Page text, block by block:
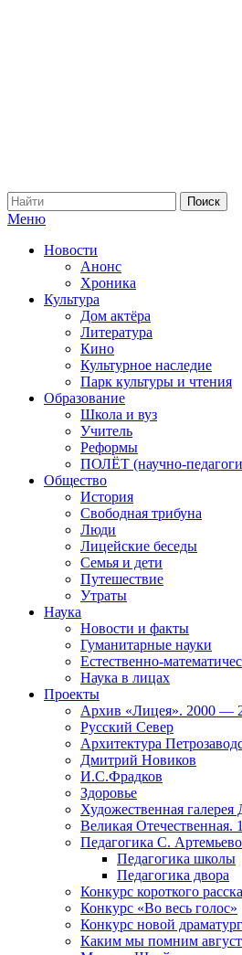
Меню
Новости
Анонс
Хроника
Культура
Дом актёра
Литература
Кино
Культурное наследие
Парк культуры и чтения
Образование
Школа и вуз
Учитель
Реформы
ПОЛЁТ (научно-
Общество
История
Свободная трибуна
Люди
Лицейские беседы
Семья и дети
Путешествие
Утраты
Наука
Новости и факты
Гуманитарные науки
Естественно-
Наука в лицах
Проекты
Архив «Лицея». 2000 —
Русский Север
Архитектура
Дмитрий Новиков
И.С.Фрадков
Здоровье
Художественная
Великая
Педагогика С.
Педагогика школы
Педагогика двора
Конкурс короткого
Конкурс «Во весь голос»
Конкурс новой
Каким мы помним